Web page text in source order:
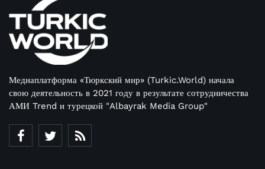
Медиаплатформа «Тюркский мир» (Turkic.World) начала
свою деятельность в 2021 году в результате сотрудничества
АМИ Trend и турецкой "Albayrak Media Group"